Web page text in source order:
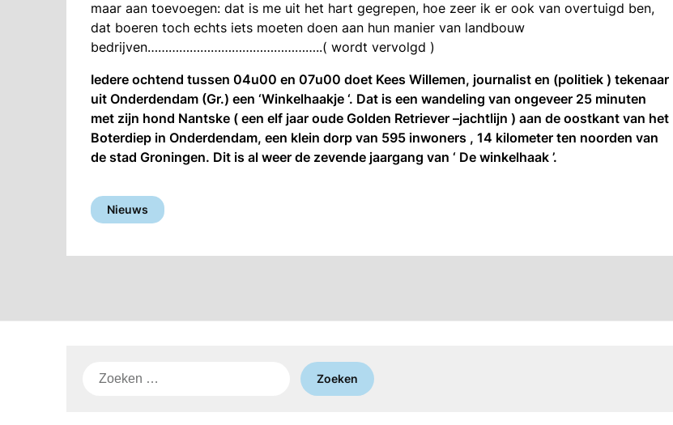
maar aan toevoegen: dat is me uit het hart gegrepen, hoe zeer ik er ook van overtuigd ben,
dat boeren toch echts iets moeten doen aan hun manier van landbouw
bedrijven…………………………………………..( wordt vervolgd )
Iedere ochtend tussen 04u00 en 07u00 doet Kees Willemen, journalist en (politiek ) tekenaar
uit Onderdendam (Gr.) een ‘Winkelhaakje ‘. Dat is een wandeling van ongeveer 25 minuten
met zijn hond Nantske ( een elf jaar oude Golden Retriever –jachtlijn ) aan de oostkant van het
Boterdiep in Onderdendam, een klein dorp van 595 inwoners , 14 kilometer ten noorden van
de stad Groningen. Dit is al weer de zevende jaargang van ‘ De winkelhaak ’.
Nieuws
Zoeken